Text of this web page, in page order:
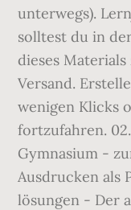
unterwegs).
solltest du in
dieses Materials
Versand.
wenigen Klicks
fortzufahren.
Gymnasium -
Ausdrucken als
lösungen - Der